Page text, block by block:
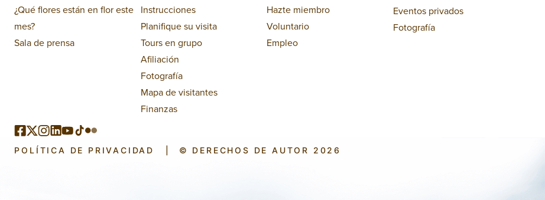
¿Qué flores están en flor este
mes?
Sala de prensa
Instrucciones
Planifique su visita
Tours en grupo
Afiliación
Fotografía
Mapa de visitantes
Finanzas
Hazte miembro
Voluntario
Empleo
Eventos privados
Fotografía
POLÍTICA DE PRIVACIDAD © DERECHOS DE AUTOR 2026